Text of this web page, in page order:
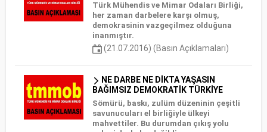
Türk Mühendis ve Mimar Odaları Birliği,
her zaman darbelere karşı olmuş,
demokrasinin vazgeçilmez olduğuna
inanmıştır.
(21.07.2016) (Basın Açıklamaları)
NE DARBE NE DİKTA YAŞASIN
BAĞIMSIZ DEMOKRATİK TÜRKİYE
Sömürü, baskı, zulüm düzeninin çeşitli
savunucuları el birliğiyle ülkeyi
mahvettiler. Bu durumdan çıkış yolu